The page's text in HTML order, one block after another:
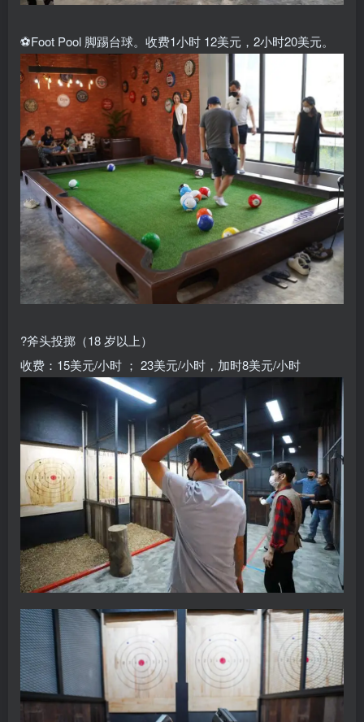
⚽️Foot Pool 脚踢台球。收费1小时 12美元，2小时20美元。
?斧头投掷（18 岁以上）
收费：15美元/小时 ； 23美元/小时，加时8美元/小时